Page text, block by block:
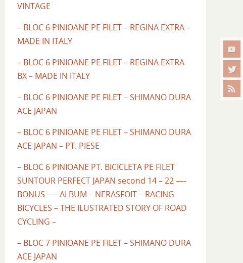
VINTAGE
– BLOC 6 PINIOANE PE FILET – REGINA EXTRA –
MADE IN ITALY
– BLOC 6 PINIOANE PE FILET – REGINA EXTRA
BX – MADE IN ITALY
– BLOC 6 PINIOANE PE FILET – SHIMANO DURA
ACE JAPAN
– BLOC 6 PINIOANE PE FILET – SHIMANO DURA
ACE JAPAN – PT. PIESE
– BLOC 6 PINIOANE PT. BICICLETA PE FILET
SUNTOUR PERFECT JAPAN second 14 – 22 —-
BONUS —- ALBUM – NERASFOIT – RACING
BICYCLES – THE ILUSTRATED STORY OF ROAD
CYCLING –
– BLOC 7 PINIOANE PE FILET – SHIMANO DURA
ACE JAPAN